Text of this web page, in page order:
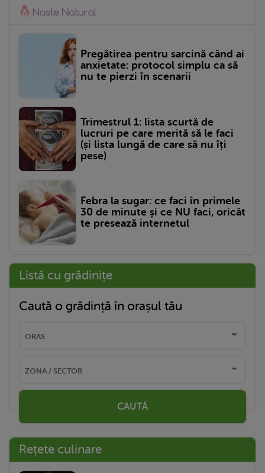
Pregătirea pentru sarcină când ai
anxietate: protocol simplu ca să
nu te pierzi în scenarii
Trimestrul 1: lista scurtă de
lucruri pe care merită să le faci
(și lista lungă de care să nu îți
pese)
Febra la sugar: ce faci în primele
30 de minute și ce NU faci, oricât
te presează internetul
Listă cu grădinițe
Caută o grădință în orașul tău
CAUTĂ
Rețete culinare